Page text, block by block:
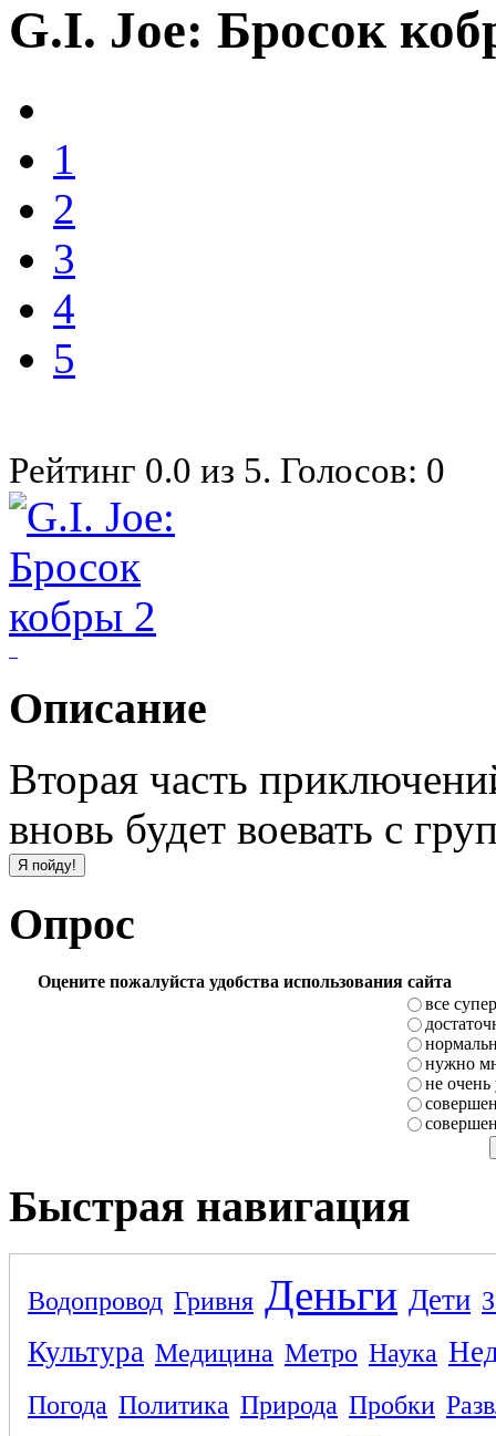
G.I. Joe: Бросок
1
2
3
4
5
Рейтинг 0.0 из 5. Голосов: 0
Описание
Вторая часть
вновь будет воевать с
Опрос
Оцените пожалуйста удобства использования сайта
все супер
нужно
не очень
Быстрая навигация
Водопровод Гривня Деньги Дети
Культура Медицина Метро Наука
Погода Политика Природа Пробки